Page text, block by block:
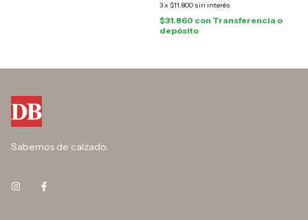
3x $11.800 sin interés
$31.860 con Transferencia o
depósito
Sabemos de calzado.